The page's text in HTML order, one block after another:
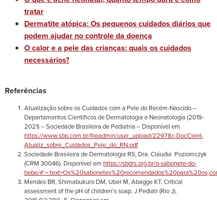
tratar
Dermatite atópica: Os pequenos cuidados diários que
podem ajudar no controle da doença
O calor e a pele das crianças: quais os cuidados
necessários?
Referências
Atualização sobre os Cuidados com a Pele do Recém-Nascido –
Departamentos Científicos de Dermatologia e Neonatologia (2019-
2021) – Sociedade Brasileira de Pediatria – Disponível em
https://www.sbp.com.br/fileadmin/user_upload/22978c-DocCient-
Atualiz_sobre_Cuidados_Pele_do_RN.pdf
Sociedade Brasileira de Dermatologia RS, Dra. Cláudia Poziomczyk
(CRM 30046). Disponível em https://sbdrs.org.br/o-sabonete-do-
bebe/
Mendes BR, Shimabukuro DM, Uber M, Abagge KT. Critical
assessment of the pH of children’s soap. J Pediatr (Rio J).